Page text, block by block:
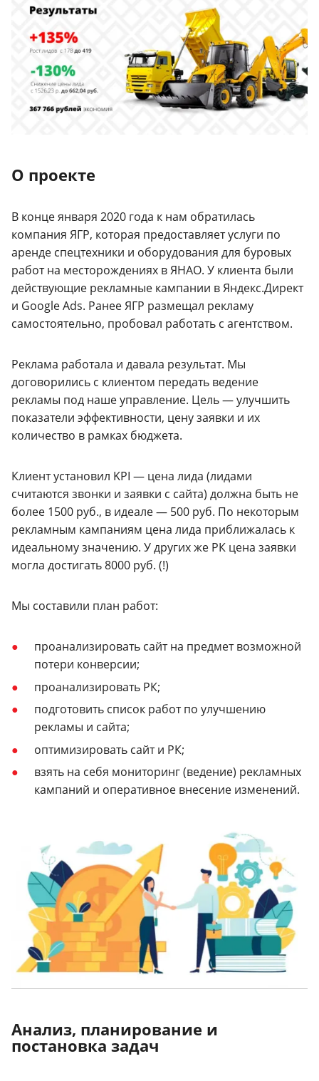
О проекте
В конце января 2020 года к нам обратилась
компания ЯГР, которая предоставляет услуги по
аренде спецтехники и оборудования для буровых
работ на месторождениях в ЯНАО. У клиента были
действующие рекламные кампании в Яндекс.Директ
и Google Ads. Ранее ЯГР размещал рекламу
самостоятельно, пробовал работать с агентством.
Реклама работала и давала результат. Мы
договорились с клиентом передать ведение
рекламы под наше управление. Цель — улучшить
показатели эффективности, цену заявки и их
количество в рамках бюджета.
Клиент установил KPI — цена лида (лидами
считаются звонки и заявки с сайта) должна быть не
более 1500 руб., в идеале — 500 руб. По некоторым
рекламным кампаниям цена лида приближалась к
идеальному значению. У других же РК цена заявки
могла достигать 8000 руб. (!)
Мы составили план работ:
проанализировать сайт на предмет возможной
потери конверсии;
проанализировать РК;
подготовить список работ по улучшению
рекламы и сайта;
оптимизировать сайт и РК;
взять на себя мониторинг (ведение) рекламных
кампаний и оперативное внесение изменений.
Анализ, планирование и
постановка задач